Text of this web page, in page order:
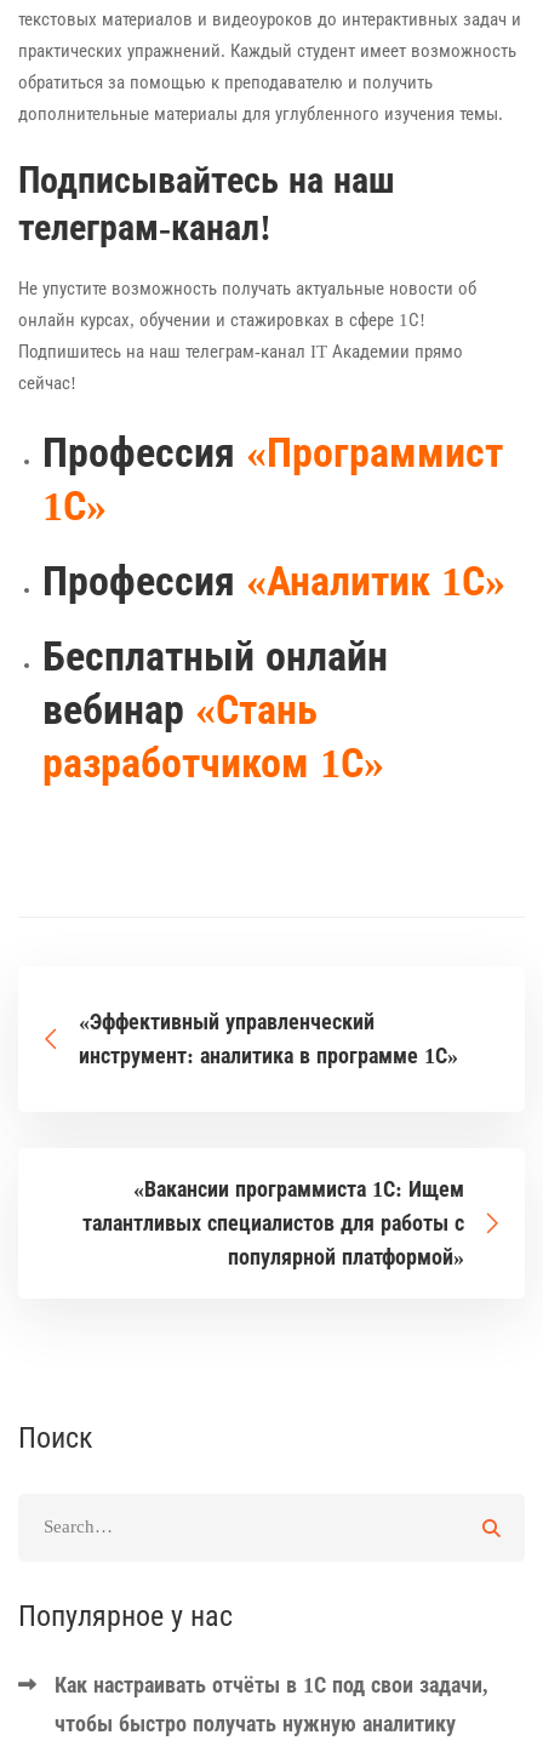
текстовых материалов и видеоуроков до интерактивных задач и
практических упражнений. Каждый студент имеет возможность
обратиться за помощью к преподавателю и получить
дополнительные материалы для углубленного изучения темы.
Подписывайтесь на наш
телеграм-канал!
Не упустите возможность получать актуальные новости об
онлайн курсах, обучении и стажировках в сфере 1С!
Подпишитесь на наш телеграм-канал IT Академии прямо
сейчас!
Профессия «Программист
1С»
Профессия «Аналитик 1С»
Бесплатный онлайн
вебинар «Стань
разработчиком 1С»
«Эффективный управленческий
инструмент: аналитика в программе 1С»
«Вакансии программиста 1С: Ищем
талантливых специалистов для работы с
популярной платформой»
Поиск
Популярное у нас
Как настраивать отчёты в 1С под свои задачи,
чтобы быстро получать нужную аналитику